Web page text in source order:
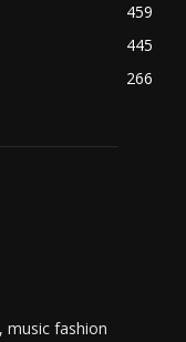
459
445
266
music fashion